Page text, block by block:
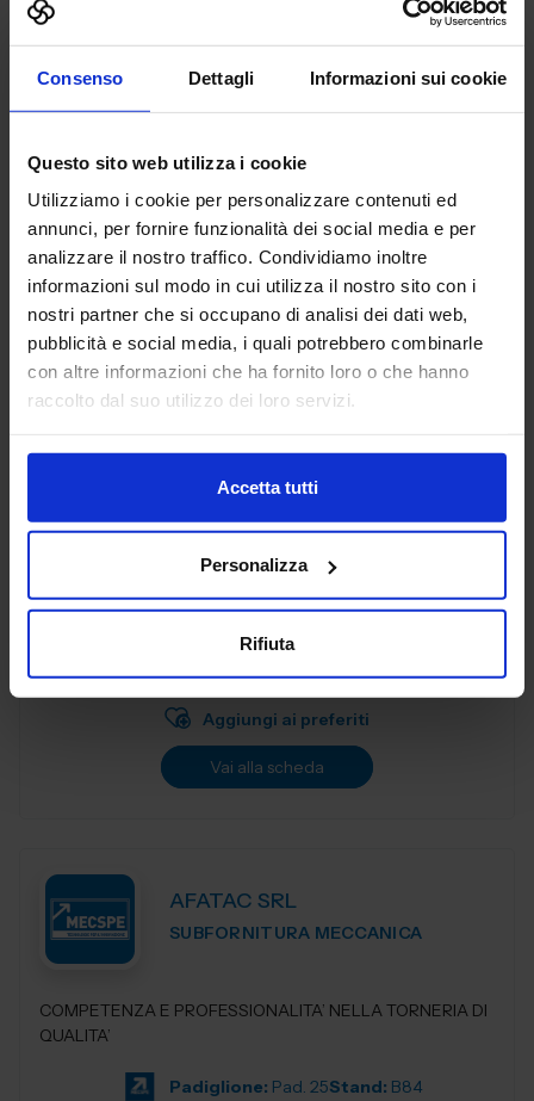
Consenso Dettagli Informazioni sui cookie
Questo sito web utilizza i cookie
Utilizziamo i cookie per personalizzare contenuti ed
annunci, per fornire funzionalità dei social media e per
analizzare il nostro traffico. Condividiamo inoltre
informazioni sul modo in cui utilizza il nostro sito con i
nostri partner che si occupano di analisi dei dati web,
pubblicità e social media, i quali potrebbero combinarle
con altre informazioni che ha fornito loro o che hanno
raccolto dal suo utilizzo dei loro servizi.
Accetta tutti
Personalizza
Rifiuta
B29
Aggiungi ai preferiti
ADIATEK SRL
SUBFORNITURA MECCANICA
Padiglione:Pad. 26Stand: B127
AEP ASSEMBLAGGI
ELETTRONICI SRL
SUBFORNITURA MECCANICA
Padiglione:Pad. 26Stand:B78
Aggiungi ai preferiti
Vai alla scheda
AFATAC SRL
SUBFORNITURA MECCANICA
COMPETENZA E PROFESSIONALITA’ NELLA TORNERIA DI
QUALITA’
Padiglione: Pad. 25Stand: B84